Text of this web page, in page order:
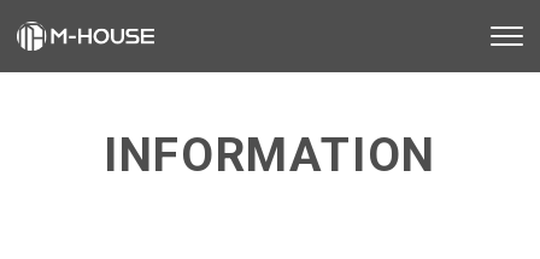
INFORMATION